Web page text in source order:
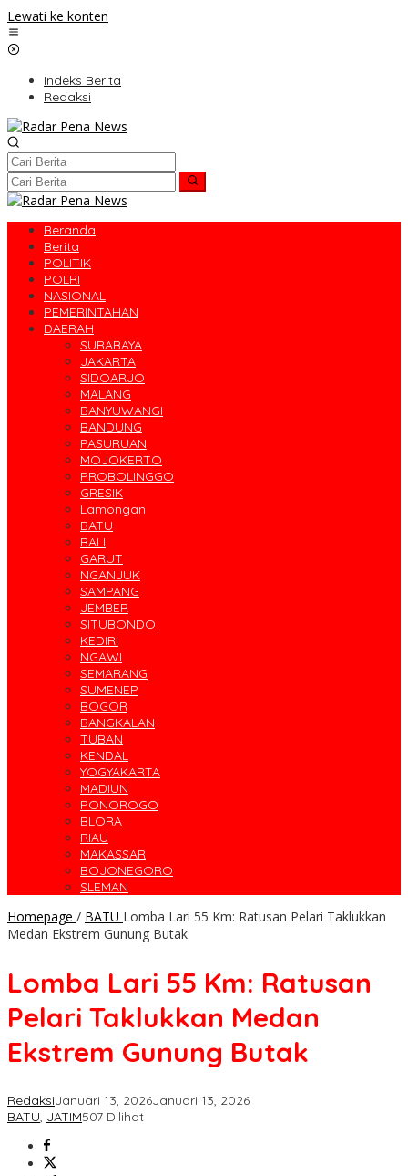
Lewati ke konten
Indeks Berita
Redaksi
Beranda
Berita
POLITIK
POLRI
NASIONAL
PEMERINTAHAN
DAERAH
SURABAYA
JAKARTA
SIDOARJO
MALANG
BANYUWANGI
BANDUNG
PASURUAN
MOJOKERTO
PROBOLINGGO
GRESIK
Lamongan
BATU
BALI
GARUT
NGANJUK
SAMPANG
JEMBER
SITUBONDO
KEDIRI
NGAWI
SEMARANG
SUMENEP
BOGOR
BANGKALAN
TUBAN
KENDAL
YOGYAKARTA
MADIUN
PONOROGO
BLORA
RIAU
MAKASSAR
BOJONEGORO
SLEMAN
Homepage / BATU Lomba Lari 55 Km: Ratusan Pelari Taklukkan
Medan Ekstrem Gunung Butak
Lomba Lari 55 Km: Ratusan
Pelari Taklukkan Medan
Ekstrem Gunung Butak
RedaksiJanuari 13, 2026Januari 13, 2026
BATU, JATIM507 Dilihat